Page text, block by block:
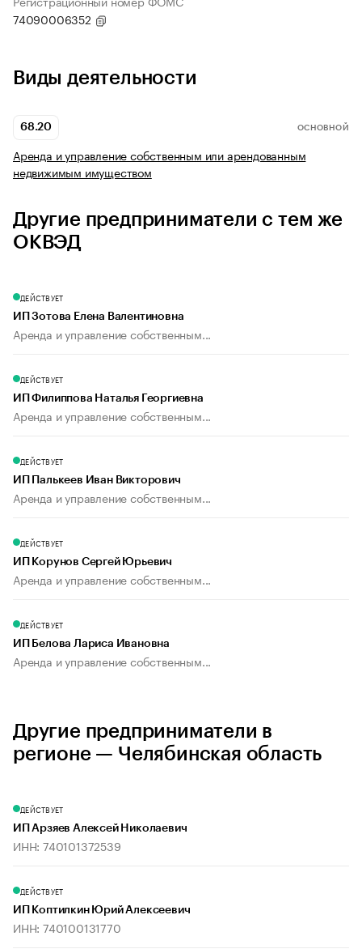
74090006352
Виды деятельности
68.20 ОСНОВНОЙ
Аренда и управление собственным или арендованным
недвижимым имуществом
Другие предприниматели с тем же
ОКВЭД
ДЕЙСТВУЕТ
ИП Зотова Елена Валентиновна
Аренда и управление собственным...
ДЕЙСТВУЕТ
ИП Филиппова Наталья Георгиевна
Аренда и управление собственным...
ДЕЙСТВУЕТ
ИП Палькеев Иван Викторович
Аренда и управление собственным...
ДЕЙСТВУЕТ
ИП Корунов Сергей Юрьевич
Аренда и управление собственным...
ДЕЙСТВУЕТ
ИП Белова Лариса Ивановна
Аренда и управление собственным...
Другие предприниматели в
регионе — Челябинская область
ДЕЙСТВУЕТ
ИП Арзяев Алексей Николаевич
ИНН: 740101372539
ДЕЙСТВУЕТ
ИП Коптилкин Юрий Алексеевич
ИНН: 740100131770